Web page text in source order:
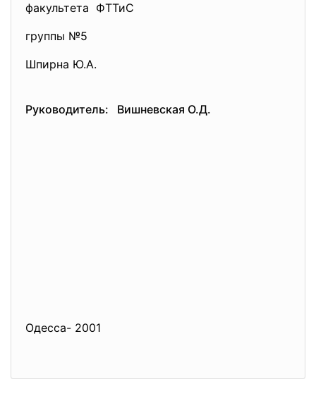
факультета ФТТиС
группы №5
Шпирна Ю.А.
Руководитель: Вишневская О.Д.
Одесса- 2001